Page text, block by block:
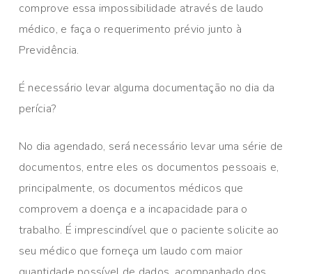
comprove essa impossibilidade através de laudo
médico, e faça o requerimento prévio junto à
Previdência.
É necessário levar alguma documentação no dia da
perícia?
No dia agendado, será necessário levar uma série de
documentos, entre eles os documentos pessoais e,
principalmente, os documentos médicos que
comprovem a doença e a incapacidade para o
trabalho. É imprescindível que o paciente solicite ao
seu médico que forneça um laudo com maior